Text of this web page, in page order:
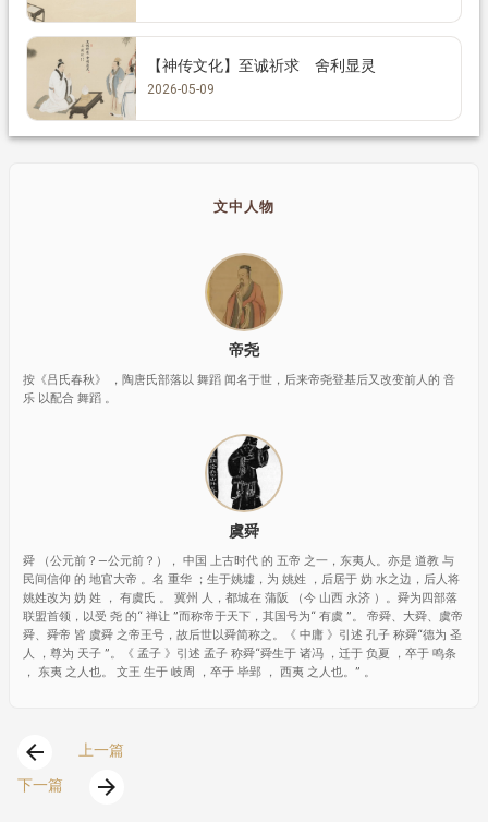
【神传文化】至诚祈求 舍利显灵
2026-05-09
文中人物
帝尧
按《吕氏春秋》 ，陶唐氏部落以 舞蹈 闻名于世，后来帝尧登基后又改变前人的 音
乐 以配合 舞蹈 。
虞舜
舜 （公元前？—公元前？）， 中国 上古时代 的 五帝 之一，东夷人。亦是 道教 与
民间信仰 的 地官大帝 。名 重华 ；生于姚墟，为 姚姓 ，后居于 妫 水之边，后人将
姚姓改为 妫 姓 ， 有虞氏 。 冀州 人，都城在 蒲阪 （今 山西 永济 ）。舜为四部落
联盟首领，以受 尧 的“ 禅让 ”而称帝于天下，其国号为“ 有虞 ”。 帝舜、大舜、虞帝
舜、舜帝 皆 虞舜 之帝王号，故后世以舜简称之。《 中庸 》引述 孔子 称舜“德为 圣
人 ，尊为 天子 ”。《 孟子 》引述 孟子 称舜“舜生于 诸冯 ，迁于 负夏 ，卒于 鸣条
， 东夷 之人也。 文王 生于 岐周 ，卒于 毕郢 ， 西夷 之人也。” 。
arrow_back
上一篇
下一篇
arrow_forward